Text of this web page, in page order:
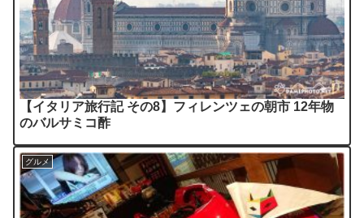
【イタリア旅行記 その8】フィレンツェの朝市 12年物
のバルサミコ酢
グルメ